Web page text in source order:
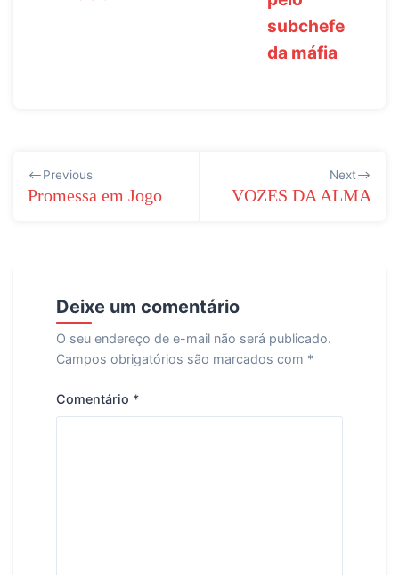
subchefe
da máfia
de
Previous
Promessa em Jogo
Next
VOZES DA ALMA
Deixe um comentário
O seu endereço de e-mail não será publicado.
Campos obrigatórios são marcados com *
Comentário *